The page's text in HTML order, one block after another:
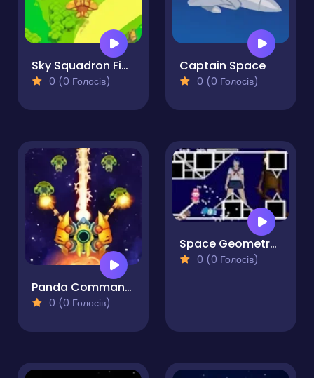
Sky Squadron Fighter
0 (0 Голосів)
Captain Space
0 (0 Голосів)
Panda Commander Air Combat
0 (0 Голосів)
Space Geometry Dash Waves
0 (0 Голосів)